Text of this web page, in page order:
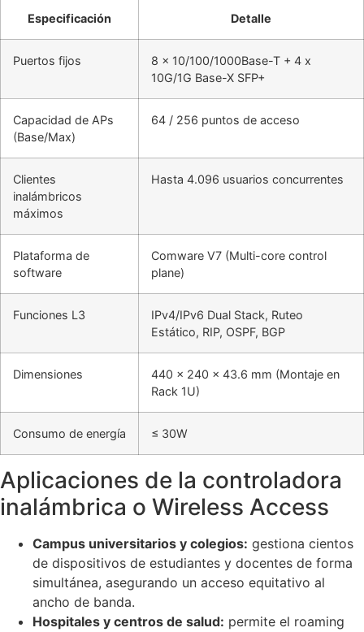
Especificación Detalle
Puertos fijos
8 x 10/100/1000Base-T + 4 x
10G/1G Base-X SFP+
Capacidad de APs
(Base/Max)
64 / 256 puntos de acceso
Clientes
inalámbricos
máximos
Hasta 4.096 usuarios concurrentes
Plataforma de
software
Comware V7 (Multi-core control
plane)
Funciones L3
IPv4/IPv6 Dual Stack, Ruteo
Estático, RIP, OSPF, BGP
Dimensiones
440 × 240 × 43.6 mm (Montaje en
Rack 1U)
Consumo de energía ≤ 30W
Aplicaciones de la controladora
inalámbrica o Wireless Access
Campus universitarios y colegios: gestiona cientos
de dispositivos de estudiantes y docentes de forma
simultánea, asegurando un acceso equitativo al
ancho de banda.
Hospitales y centros de salud: permite el roaming